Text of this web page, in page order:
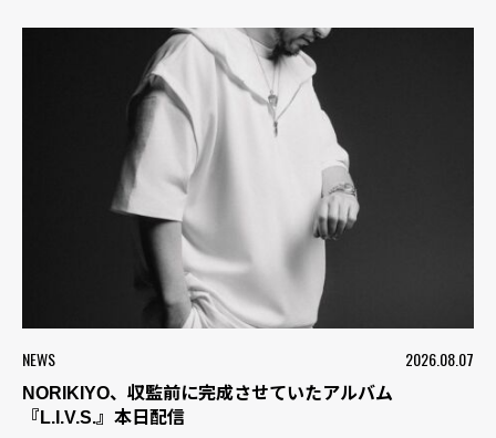
NEWS 2026.08.07
NORIKIYO、収監前に完成させていたアルバム
『L.I.V.S.』本日配信